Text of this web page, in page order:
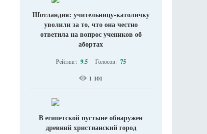
Шотландия: учительницу-католичку
уволили за то, что она честно
ответила на вопрос учеников об
абортах
Рейтинг: 9.5 Голосов: 75
1 101
В египетской пустыне обнаружен
древний христианский город